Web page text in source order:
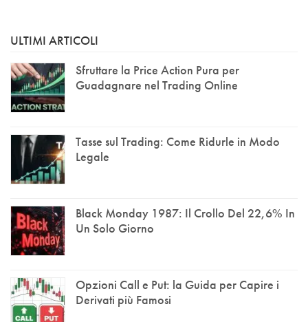
ULTIMI ARTICOLI
Sfruttare la Price Action Pura per
Guadagnare nel Trading Online
Tasse sul Trading: Come Ridurle in Modo
Legale
Black Monday 1987: Il Crollo Del 22,6% In
Un Solo Giorno
Opzioni Call e Put: la Guida per Capire i
Derivati più Famosi